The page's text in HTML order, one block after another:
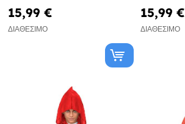
15,99 €
ΔΙΑΘΈΣΙΜΟ
15,99 €
ΔΙΑΘΈΣΙΜΟ